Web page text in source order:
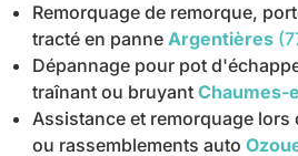
Remorquage de remorque,
tracté en panne Argentières
Dépannage pour pot
traînant ou bruyant Chaumes-
Assistance et remorquage
ou rassemblements auto